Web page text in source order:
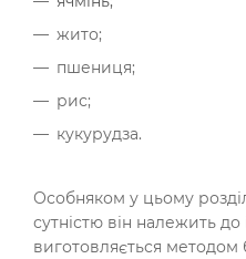
жито;
пшениця;
рис;
кукурудза.
Особняком у цьому
сутністю він належить до
виготовляється методом